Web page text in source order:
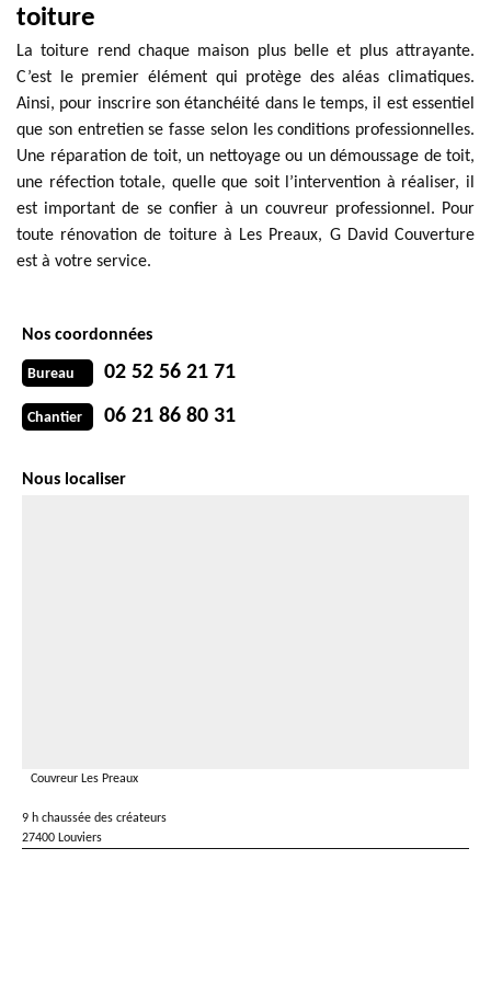
toiture
La toiture rend chaque maison plus belle et plus attrayante.
C’est le premier élément qui protège des aléas climatiques.
Ainsi, pour inscrire son étanchéité dans le temps, il est essentiel
que son entretien se fasse selon les conditions professionnelles.
Une réparation de toit, un nettoyage ou un démoussage de toit,
une réfection totale, quelle que soit l’intervention à réaliser, il
est important de se confier à un couvreur professionnel. Pour
toute rénovation de toiture à Les Preaux, G David Couverture
est à votre service.
Nos coordonnées
Bureau 02 52 56 21 71
Chantier 06 21 86 80 31
Nous localiser
Couvreur Les Preaux
9 h chaussée des créateurs
27400 Louviers